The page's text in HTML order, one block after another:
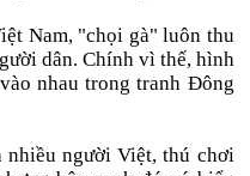
Nam, "chọi gà" luôn thu
dân. Chính vì thế, hình
nhau trong tranh Đông
nhiều người Việt, thú chơi